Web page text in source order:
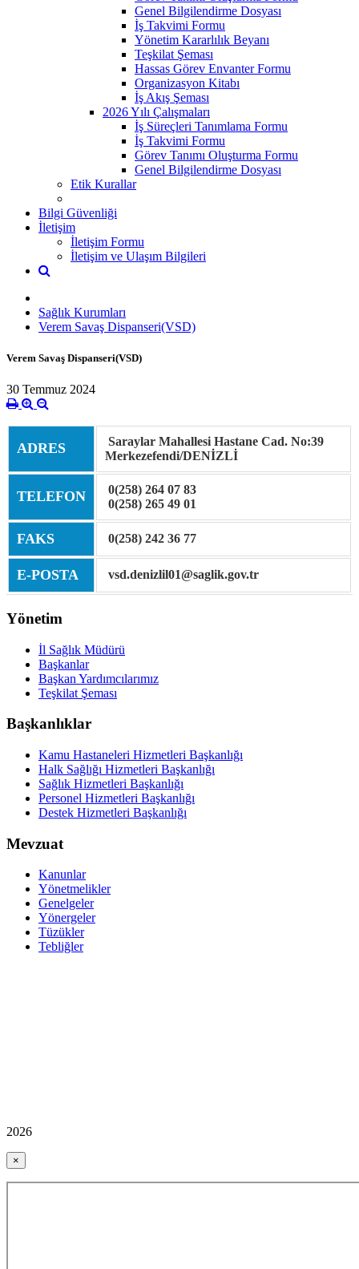
Genel Bilgilendirme Dosyası
İş Takvimi Formu
Yönetim Kararlılık Beyanı
Teşkilat Şeması
Hassas Görev Envanter Formu
Organizasyon Kitabı
İş Akış Şeması
2026 Yılı Çalışmaları
İş Süreçleri Tanımlama Formu
İş Takvimi Formu
Görev Tanımı Oluşturma Formu
Genel Bilgilendirme Dosyası
Etik Kurallar
Bilgi Güvenliği
İletişim
İletişim Formu
İletişim ve Ulaşım Bilgileri
Sağlık Kurumları
Verem Savaş Dispanseri(VSD)
Verem Savaş Dispanseri(VSD)
30 Temmuz 2024
ADRES
Saraylar Mahallesi Hastane Cad. No:39
Merkezefendi/DENİZLİ
TELEFON
0(258) 264 07 83
0(258) 265 49 01
FAKS 0(258) 242 36 77
E-POSTA vsd.denizlil01@saglik.gov.tr
Yönetim
İl Sağlık Müdürü
Başkanlar
Başkan Yardımcılarımız
Teşkilat Şeması
Başkanlıklar
Kamu Hastaneleri Hizmetleri Başkanlığı
Halk Sağlığı Hizmetleri Başkanlığı
Sağlık Hizmetleri Başkanlığı
Personel Hizmetleri Başkanlığı
Destek Hizmetleri Başkanlığı
Mevzuat
Kanunlar
Yönetmelikler
Genelgeler
Yönergeler
Tüzükler
Tebliğler
2026
×